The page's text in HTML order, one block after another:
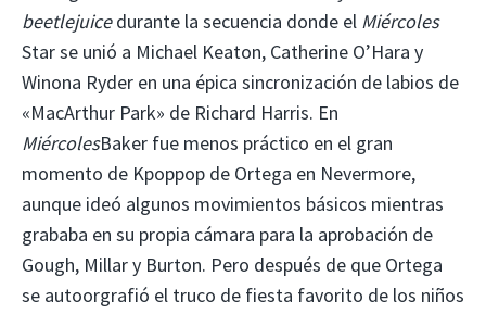
beetlejuicedurante la secuencia donde el Miércoles
Star se unió a Michael Keaton, Catherine O’Hara y
Winona Ryder en una épica sincronización de labios de
«MacArthur Park» de Richard Harris. En
MiércolesBaker fue menos práctico en el gran
momento de Kpoppop de Ortega en Nevermore,
aunque ideó algunos movimientos básicos mientras
grababa en su propia cámara para la aprobación de
Gough, Millar y Burton. Pero después de que Ortega
se autoorgrafió el truco de fiesta favorito de los niños